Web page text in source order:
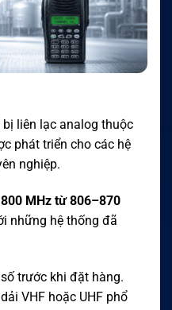
bị liên lạc analog thuộc
phát triển cho các hệ
nghiệp.
800 MHz từ 806–870
những hệ thống đã
trước khi đặt hàng.
VHF hoặc UHF phổ